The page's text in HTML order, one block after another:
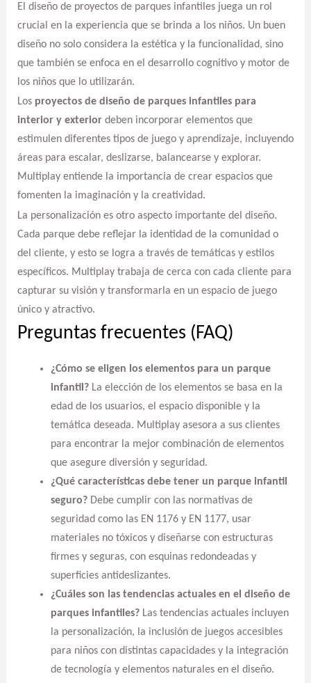
El diseño de proyectos de parques infantiles juega un rol
crucial en la experiencia que se brinda a los niños. Un buen
diseño no solo considera la estética y la funcionalidad, sino
que también se enfoca en el desarrollo cognitivo y motor de
los niños que lo utilizarán.
Los proyectos de diseño de parques infantiles para
interior y exteriordeben incorporar elementos que
estimulen diferentes tipos de juego y aprendizaje, incluyendo
áreas para escalar, deslizarse, balancearse y explorar.
Multiplay entiende la importancia de crear espacios que
fomenten la imaginación y la creatividad.
La personalización es otro aspecto importante del diseño.
Cada parque debe reflejar la identidad de la comunidad o
del cliente, y esto se logra a través de temáticas y estilos
específicos. Multiplay trabaja de cerca con cada cliente para
capturar su visión y transformarla en un espacio de juego
único y atractivo.
Preguntas frecuentes (FAQ)
¿Cómo se eligen los elementos para un parque
infantil?La elección de los elementos se basa en la
edad de los usuarios, el espacio disponible y la
temática deseada. Multiplay asesora a sus clientes
para encontrar la mejor combinación de elementos
que asegure diversión y seguridad.
¿Qué características debe tener un parque infantil
seguro?Debe cumplir con las normativas de
seguridad como las EN 1176 y EN 1177, usar
materiales no tóxicos y diseñarse con estructuras
firmes y seguras, con esquinas redondeadas y
superficies antideslizantes.
¿Cuáles son las tendencias actuales en el diseño de
parques infantiles?Las tendencias actuales incluyen
la personalización, la inclusión de juegos accesibles
para niños con distintas capacidades y la integración
de tecnología y elementos naturales en el diseño.